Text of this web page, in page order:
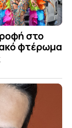
στο
φτέρωμα